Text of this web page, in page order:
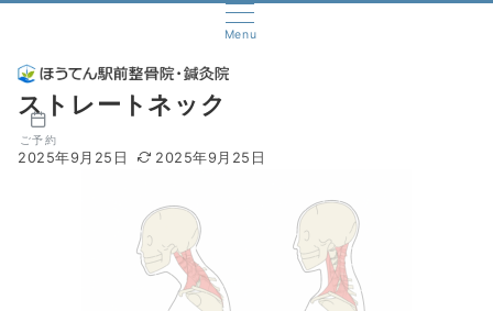
Menu
ご予約
ストレートネック
2025年9月25日 2025年9月25日